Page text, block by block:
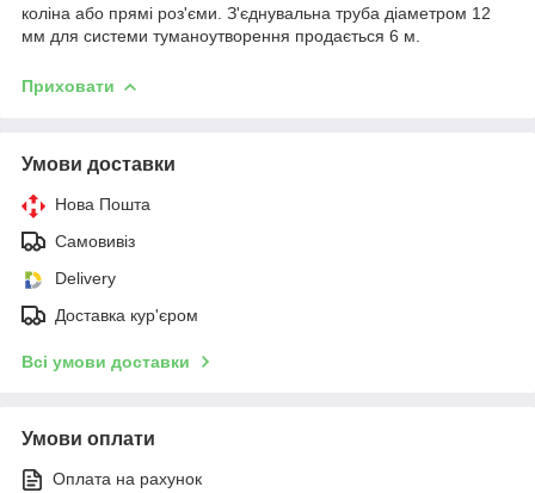
коліна або прямі роз'єми. З'єднувальна труба діаметром 12
мм для системи туманоутворення продається 6 м.
Приховати
Умови доставки
Нова Пошта
Самовивіз
Delivery
Доставка кур'єром
Всі умови доставки
Умови оплати
Оплата на рахунок